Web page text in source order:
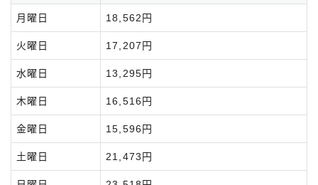
月曜日 18,562円
火曜日 17,207円
水曜日 13,295円
木曜日 16,516円
金曜日 15,596円
土曜日 21,473円